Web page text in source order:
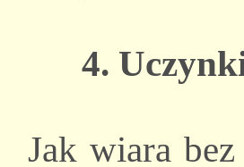
4.
Jak wiara